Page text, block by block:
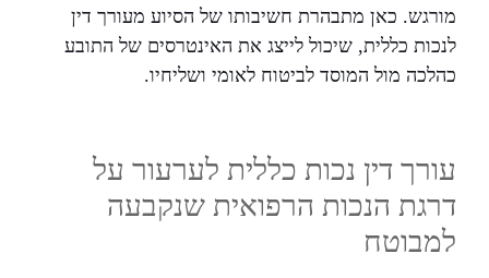
מורגש. כאן מתבהרת חשיבותו של הסיוע מעורך דין
לנכות כללית, שיכול לייצג את האינטרסים של התובע
כהלכה מול המוסד לביטוח לאומי ושליחיו.
עורך דין נכות כללית לערעור על
דרגת הנכות הרפואית שנקבעה
למבוטח